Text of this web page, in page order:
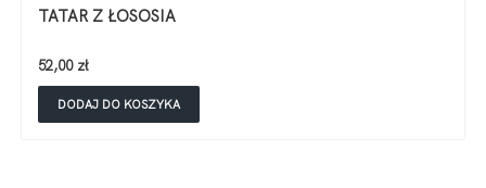
TATAR Z ŁOSOSIA
52,00 zł
DODAJ DO KOSZYKA